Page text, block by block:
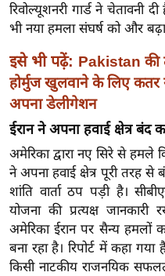
ज
न
ज
ग
त
ली
वु
ड
हॉ
ली
वु
ड
रिवोल्यूशनरी गार्ड ने चेतावनी
भी नया हमला संघर्ष को और
इसे भी पढ़ें: Pakistan की
होर्मुज खुलवाने के लिए कतर
अपना डेलीगेशन
ईरान ने अपना हवाई क्षेत्र बंद
अमेरिका द्वारा नए सिरे से
ने अपना हवाई क्षेत्र पूरी तरह
शांति वार्ता ठप पड़ी है।
योजना की प्रत्यक्ष
अमेरिका ईरान पर सैन्य हमलों
बना रहा है। रिपोर्ट में कहा
किसी नाटकीय राजनयिक